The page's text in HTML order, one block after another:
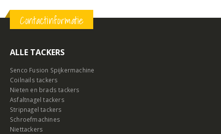
Contactinformatie
ALLE TACKERS
Senco Fusion Spijkermachine
Coilnails tackers
Nieten en brads tackers
Asfaltnagel tackers
Stripnagel tackers
Schroefmachines
Niettackers